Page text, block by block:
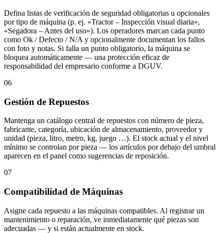
Defina listas de verificación de seguridad obligatorias u opcionales
por tipo de máquina (p. ej. «Tractor – Inspección visual diaria»,
«Segadora – Antes del uso»). Los operadores marcan cada punto
como Ok / Defecto / N/A y opcionalmente documentan los fallos
con foto y notas. Si falla un punto obligatorio, la máquina se
bloquea automáticamente — una protección eficaz de
responsabilidad del empresario conforme a DGUV.
06
Gestión de Repuestos
Mantenga un catálogo central de repuestos con número de pieza,
fabricante, categoría, ubicación de almacenamiento, proveedor y
unidad (pieza, litro, metro, kg, juego …). El stock actual y el nivel
mínimo se controlan por pieza — los artículos por debajo del umbral
aparecen en el panel como sugerencias de reposición.
07
Compatibilidad de Máquinas
Asigne cada repuesto a las máquinas compatibles. Al registrar un
mantenimiento o reparación, ve inmediatamente qué piezas son
adecuadas — y si están actualmente en stock.